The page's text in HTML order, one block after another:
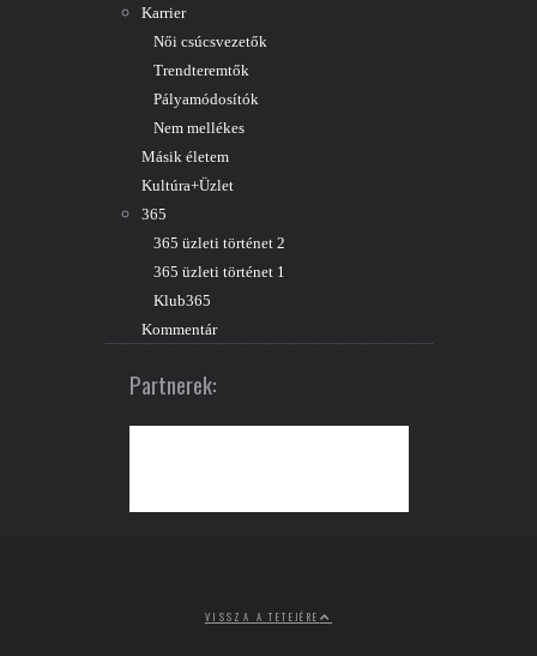
Karrier
Női csúcsvezetők
Trendteremtők
Pályamódosítók
Nem mellékes
Másik életem
Kultúra+Üzlet
365
365 üzleti történet 2
365 üzleti történet 1
Klub365
Kommentár
Partnerek:
VISSZA A TETEJÉRE